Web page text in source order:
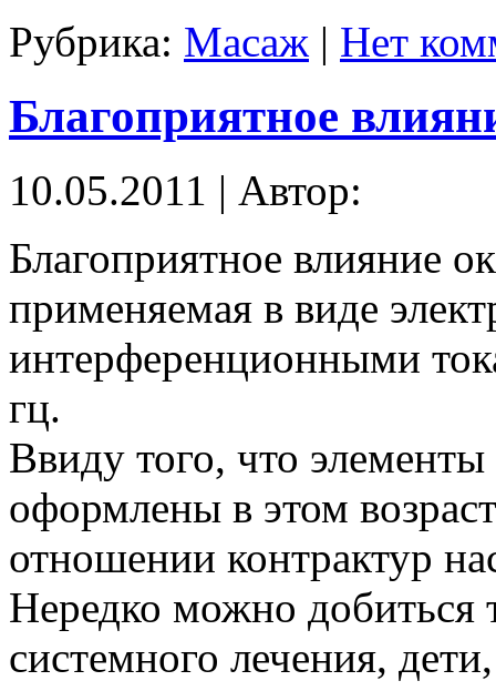
Рубрика: Масаж | Нет
Благоприятное
10.05.2011 | Автор:
Благоприятное влияние
применяемая в виде
интерференционными
гц.
Ввиду того, что
оформлены в этом
отношении контрактур
Нередко можно добиться
системного лечения,